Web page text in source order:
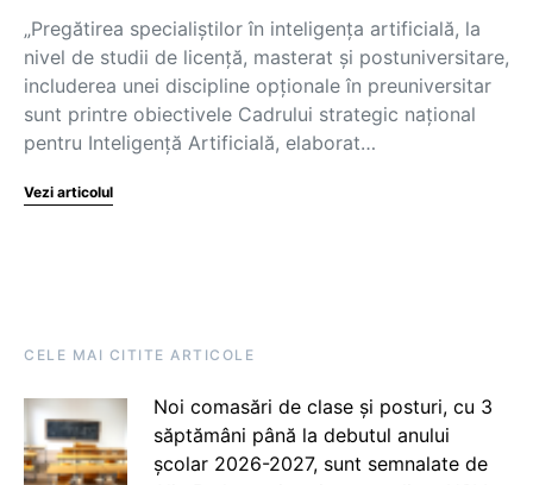
„Pregătirea specialiștilor în inteligența artificială, la
nivel de studii de licență, masterat și postuniversitare,
includerea unei discipline opționale în preuniversitar
sunt printre obiectivele Cadrului strategic național
pentru Inteligență Artificială, elaborat…
Vezi articolul
CELE MAI CITITE ARTICOLE
Noi comasări de clase și posturi, cu 3
săptămâni până la debutul anului
școlar 2026-2027, sunt semnalate de